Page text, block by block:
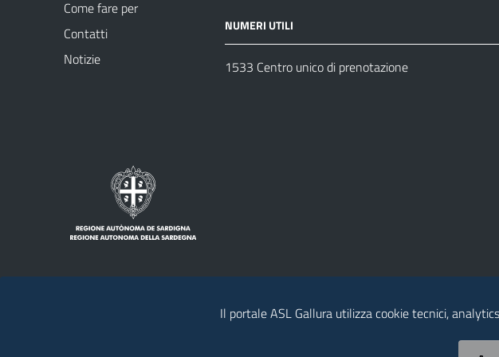
Come fare per
Contatti
Notizie
NUMERI UTILI
1533 Centro unico di prenotazione
Privacy policy Contatti Modulistica
Il portale ASL Gallura utilizza cookie tecnici,